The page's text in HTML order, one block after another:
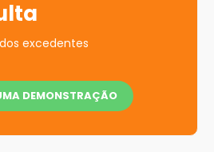
excedentes
DEMONSTRAÇÃO